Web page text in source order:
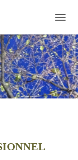
É
P
L
I
E
R
L